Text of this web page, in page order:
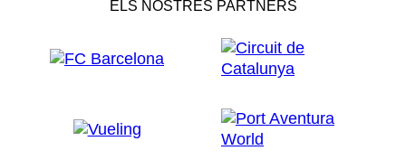
ELS NOSTRES PARTNERS